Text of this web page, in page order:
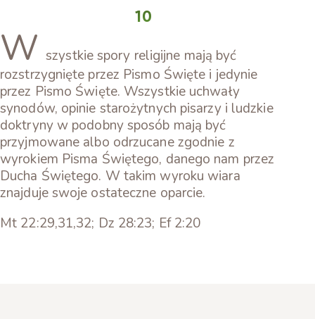
10
W szystkie spory religijne mają być
rozstrzygnięte przez Pismo Święte i jedynie
przez Pismo Święte. Wszystkie uchwały
synodów, opinie starożytnych pisarzy i ludzkie
doktryny w podobny sposób mają być
przyjmowane albo odrzucane zgodnie z
wyrokiem Pisma Świętego, danego nam przez
Ducha Świętego. W takim wyroku wiara
znajduje swoje ostateczne oparcie.
Mt 22:29,31,32; Dz 28:23; Ef 2:20